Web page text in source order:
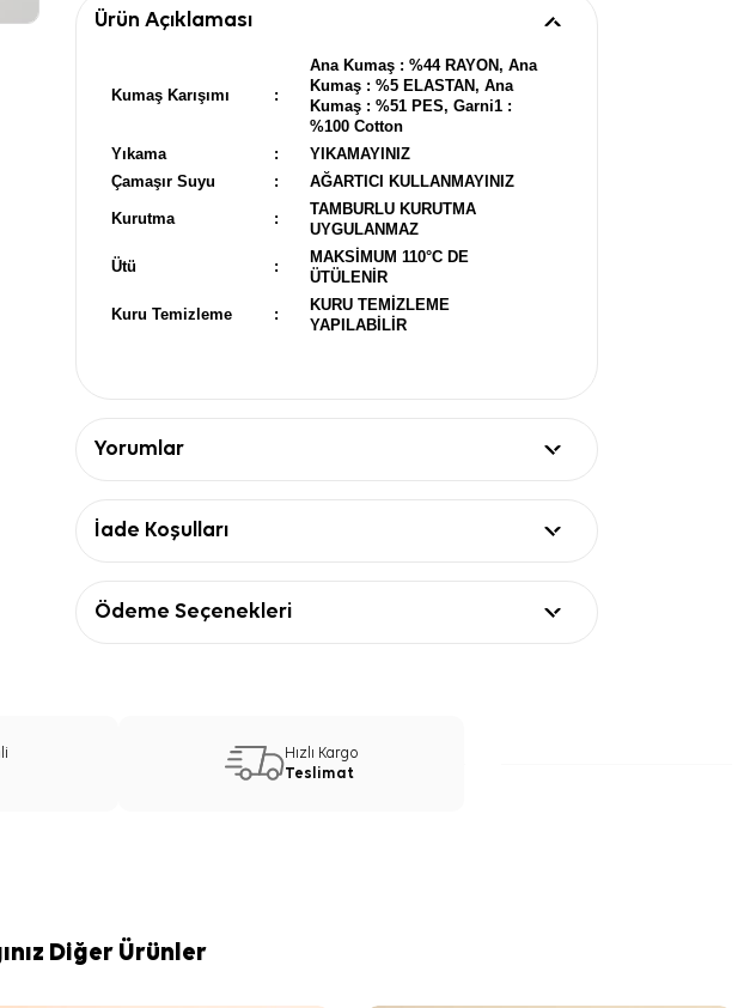
Ürün Açıklaması
Kumaş Karışımı :
Ana Kumaş : %44 RAYON, Ana
Kumaş : %5 ELASTAN, Ana
Kumaş : %51 PES, Garni1 :
%100 Cotton
Yıkama
:
YIKAMAYINIZ
Çamaşır Suyu
: AĞARTICI KULLANMAYINIZ
Kurutma :
TAMBURLU KURUTMA
UYGULANMAZ
Ütü :
MAKSİMUM 110°C DE
ÜTÜLENİR
Kuru Temizleme :
KURU TEMİZLEME
YAPILABİLİR
Yorumlar
İade Koşulları
Ödeme Seçenekleri
Hızlı Kargo
Teslimat
Diğer Ürünler